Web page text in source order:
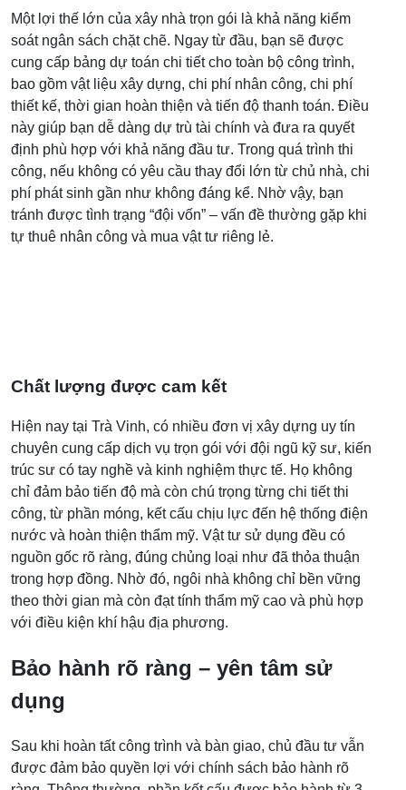
Một lợi thế lớn của xây nhà trọn gói là khả năng kiểm
soát ngân sách chặt chẽ. Ngay từ đầu, bạn sẽ được
cung cấp bảng dự toán chi tiết cho toàn bộ công trình,
bao gồm vật liệu xây dựng, chi phí nhân công, chi phí
thiết kế, thời gian hoàn thiện và tiến độ thanh toán. Điều
này giúp bạn dễ dàng dự trù tài chính và đưa ra quyết
định phù hợp với khả năng đầu tư. Trong quá trình thi
công, nếu không có yêu cầu thay đổi lớn từ chủ nhà, chi
phí phát sinh gần như không đáng kể. Nhờ vậy, bạn
tránh được tình trạng “đội vốn” – vấn đề thường gặp khi
tự thuê nhân công và mua vật tư riêng lẻ.
Chất lượng được cam kết
Hiện nay tại Trà Vinh, có nhiều đơn vị xây dựng uy tín
chuyên cung cấp dịch vụ trọn gói với đội ngũ kỹ sư, kiến
trúc sư có tay nghề và kinh nghiệm thực tế. Họ không
chỉ đảm bảo tiến độ mà còn chú trọng từng chi tiết thi
công, từ phần móng, kết cấu chịu lực đến hệ thống điện
nước và hoàn thiện thẩm mỹ. Vật tư sử dụng đều có
nguồn gốc rõ ràng, đúng chủng loại như đã thỏa thuận
trong hợp đồng. Nhờ đó, ngôi nhà không chỉ bền vững
theo thời gian mà còn đạt tính thẩm mỹ cao và phù hợp
với điều kiện khí hậu địa phương.
Bảo hành rõ ràng – yên tâm sử
dụng
Sau khi hoàn tất công trình và bàn giao, chủ đầu tư vẫn
được đảm bảo quyền lợi với chính sách bảo hành rõ